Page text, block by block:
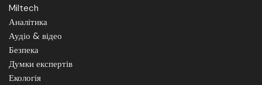
Miltech
Аналітика
Аудіо & відео
Безпека
Думки експертів
Екологія